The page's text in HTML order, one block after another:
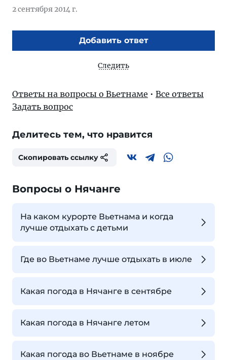
2 сентября 2014 г.
Добавить ответ
Следить
Ответы на вопросы о Вьетнаме • Все ответы
Задать вопрос
Делитесь тем, что нравится
Скопировать ссылку
Вопросы о Нячанге
На каком курорте Вьетнама и когда
лучше отдыхать с детьми
Где во Вьетнаме лучше отдыхать в июле
Какая погода в Нячанге в сентябре
Какая погода в Нячанге летом
Какая погода во Вьетнаме в ноябре